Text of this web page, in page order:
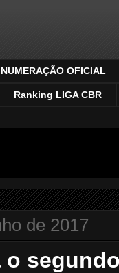
NUMERAÇÃO OFICIAL
Ranking LIGA CBR
de 2017
o